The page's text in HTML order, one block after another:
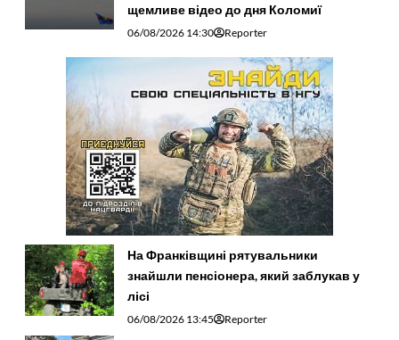
щемливе відео до дня Коломиї
06/08/2026 14:30 Reporter
На Франківщині рятувальники
знайшли пенсіонера, який заблукав у
лісі
06/08/2026 13:45 Reporter